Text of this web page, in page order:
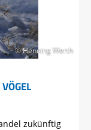
© Henning Werth
zukünftig